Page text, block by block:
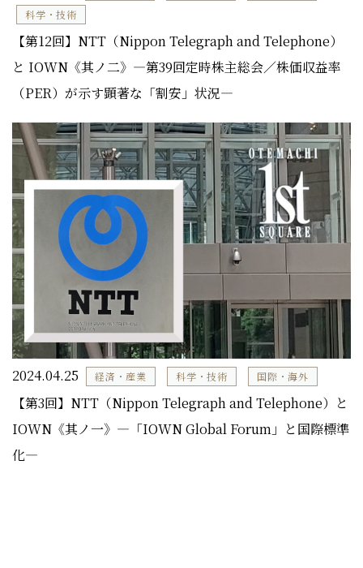
科学・技術
【第12回】NTT（Nippon Telegraph and Telephone）
と IOWN《其ノ二》―第39回定時株主総会／株価収益率
（PER）が示す顕著な「割安」状況―
2024.04.25 経済・産業 科学・技術 国際・海外
【第3回】NTT（Nippon Telegraph and Telephone）と
IOWN《其ノ一》―「IOWN Global Forum」と国際標準
化―